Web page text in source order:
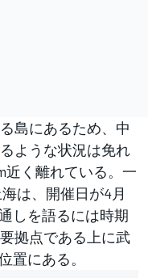
島にあるため、中
ような状況は免れ
近く離れている。一
は、開催日が4月
しを語るには時期
拠点である上に武
置にある。